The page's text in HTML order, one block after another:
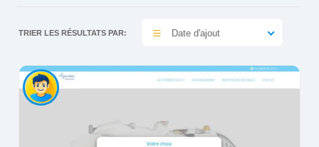
TRIER LES RÉSULTATS PAR: Date d'ajout